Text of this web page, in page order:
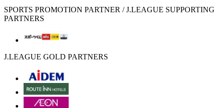
SPORTS PROMOTION PARTNER / J.LEAGUE SUPPORTING
PARTNERS
J.LEAGUE GOLD PARTNERS